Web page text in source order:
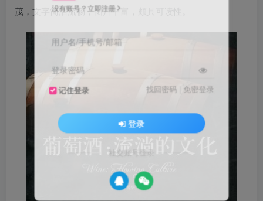
茂，文字简洁流畅，图片丰富，颇具可读性。
没有账号？立即注册
用户名/手机号/邮箱
登录密码
记住登录 找回密码 免密登录
登录
社交账号登录